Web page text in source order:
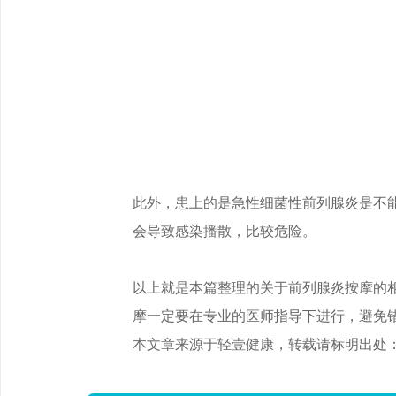
此外，患上的是急性细菌性前列腺炎是
会导致感染播散，比较危险。
以上就是本篇整理的关于前列腺炎按摩
摩一定要在专业的医师指导下进行，避免
本文章来源于轻壹健康，转载请标明出处